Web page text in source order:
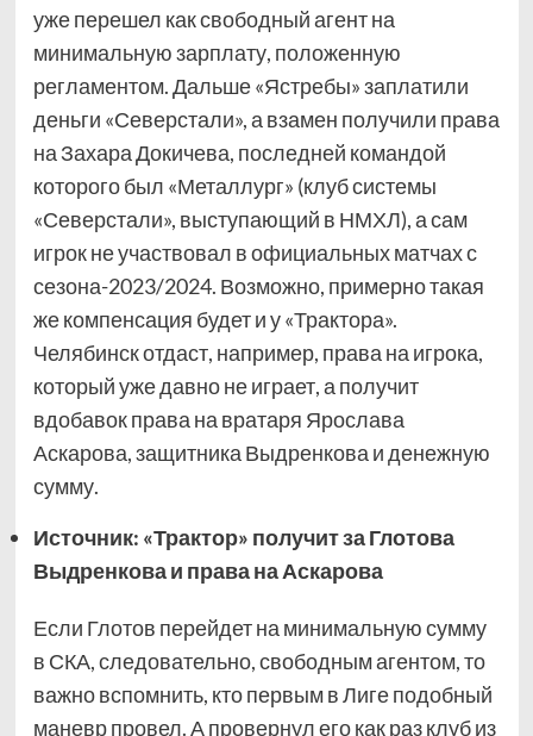
уже перешел как свободный агент на
минимальную зарплату, положенную
регламентом. Дальше «Ястребы» заплатили
деньги «Северстали», а взамен получили права
на Захара Докичева, последней командой
которого был «Металлург» (клуб системы
«Северстали», выступающий в НМХЛ), а сам
игрок не участвовал в официальных матчах с
сезона-2023/2024. Возможно, примерно такая
же компенсация будет и у «Трактора».
Челябинск отдаст, например, права на игрока,
который уже давно не играет, а получит
вдобавок права на вратаря Ярослава
Аскарова, защитника Выдренкова и денежную
сумму.
Источник: «Трактор» получит за Глотова
Выдренкова и права на Аскарова
Если Глотов перейдет на минимальную сумму
в СКА, следовательно, свободным агентом, то
важно вспомнить, кто первым в Лиге подобный
маневр провел. А провернул его как раз клуб из